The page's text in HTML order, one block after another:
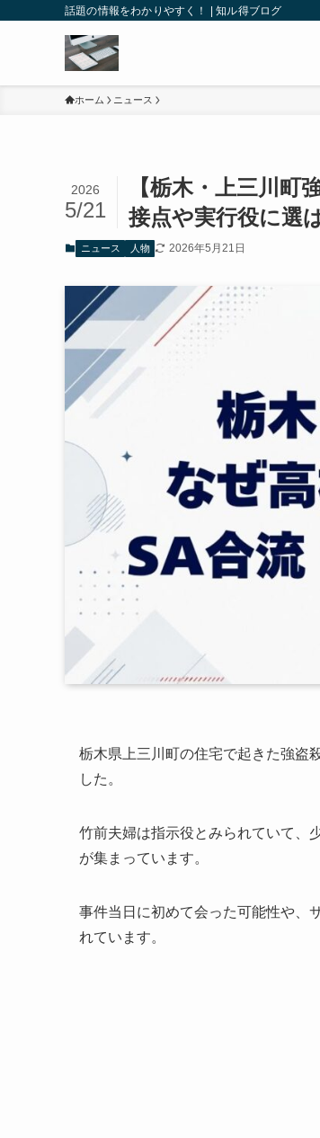
話題の情報をわかりやすく！ | 知ル得ブログ
ホーム ニュース
【栃木・上三川町
接点や実行役に選
2026
5/21
ニュース 人物 2026年5月21日
栃木県上三川町の住宅で起きた強盗
した。
竹前夫婦は指示役とみられていて、
が集まっています。
事件当日に初めて会った可能性や、
れています。